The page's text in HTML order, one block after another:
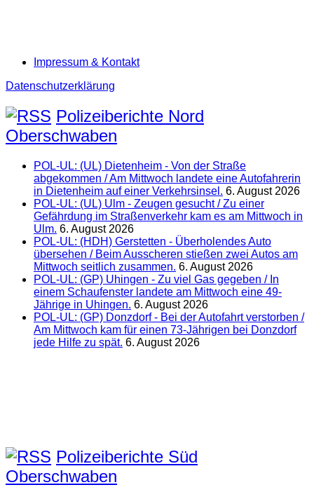
Impressum & Kontakt
Datenschutzerklärung
Polizeiberichte Nord
Oberschwaben
POL-UL: (UL) Dietenheim - Von der Straße
abgekommen / Am Mittwoch landete eine Autofahrerin
in Dietenheim auf einer Verkehrsinsel. 6. August 2026
POL-UL: (UL) Ulm - Zeugen gesucht / Zu einer
Gefährdung im Straßenverkehr kam es am Mittwoch in
Ulm. 6. August 2026
POL-UL: (HDH) Gerstetten - Überholendes Auto
übersehen / Beim Ausscheren stießen zwei Autos am
Mittwoch seitlich zusammen. 6. August 2026
POL-UL: (GP) Uhingen - Zu viel Gas gegeben / In
einem Schaufenster landete am Mittwoch eine 49-
Jährige in Uhingen. 6. August 2026
POL-UL: (GP) Donzdorf - Bei der Autofahrt verstorben /
Am Mittwoch kam für einen 73-Jährigen bei Donzdorf
jede Hilfe zu spät. 6. August 2026
Polizeiberichte Süd
Oberschwaben